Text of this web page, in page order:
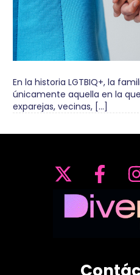
En la historia LGTBIQ+, la
únicamente aquella en la
exparejas, vecinas, […]